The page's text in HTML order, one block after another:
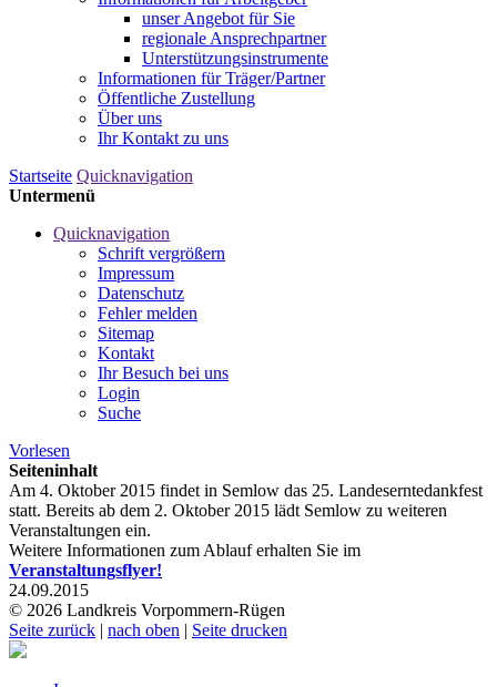
unser Angebot für Sie
regionale Ansprechpartner
Unterstützungs­instrumente
Informationen für Träger/Partner
Öffentliche Zustellung
Über uns
Ihr Kontakt zu uns
Startseite Quicknavigation
Untermenü
Quicknavigation
Schrift vergrößern
Impressum
Datenschutz
Fehler melden
Sitemap
Kontakt
Ihr Besuch bei uns
Login
Suche
Vorlesen
Seiteninhalt
Am 4. Oktober 2015 findet in Semlow das 25. Landeserntedankfest
statt. Bereits ab dem 2. Oktober 2015 lädt Semlow zu weiteren
Veranstaltungen ein.
Weitere Informationen zum Ablauf erhalten Sie im
Veranstaltungsflyer!
24.09.2015
© 2026 Landkreis Vorpommern-Rügen
Seite zurück | nach oben | Seite drucken